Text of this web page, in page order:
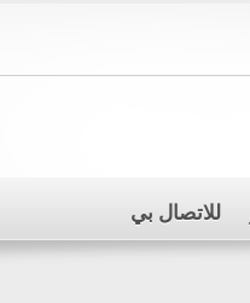
للاتصال بي